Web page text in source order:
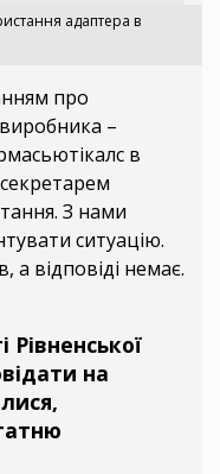
адаптера в
про
–
в
секретарем
З нами
ситуацію.
відповіді немає.
на